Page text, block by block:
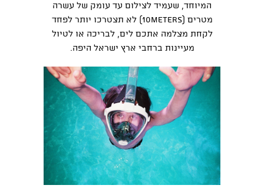
המיוחד, שעמיד לצילום עד עומק של עשרה
מטרים (10METERS) לא תצטרכו יותר לפחד
לקחת מצלמה אתכם לים, לבריכה או לטיול
מעיינות ברחבי ארץ ישראל היפה.